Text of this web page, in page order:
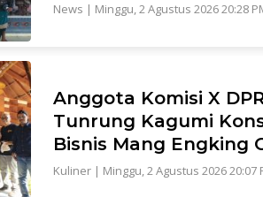
News | Minggu, 2 Agustus 2026 20:28
Anggota Komisi X
Tunrung Kagumi
Bisnis Mang Engking
Kuliner| Minggu, 2 Agustus 2026 20:07